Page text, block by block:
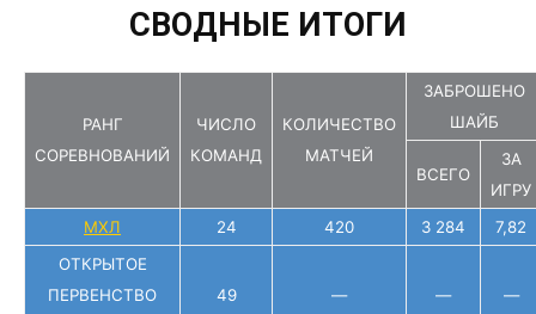
СВОДНЫЕ ИТОГИ
РАНГ
СОРЕВНОВАНИЙ
ЧИСЛО
КОМАНД
КОЛИЧЕСТВО
МАТЧЕЙ
ЗАБРОШЕНО
ШАЙБ
ВСЕГО
ЗА
ИГРУ
МХЛ
24 420 3 284
7,82
ОТКРЫТОЕ
ПЕРВЕНСТВО
49 — — —